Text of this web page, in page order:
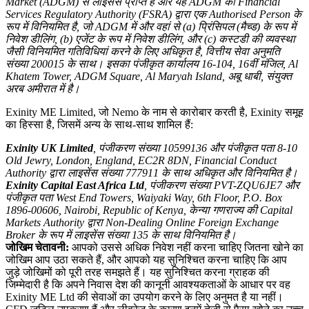
Services Regulatory Authority (FSRA) द्वारा एक Authorised Person के
रूप में विनियमित है, जो ADGM में और वहां से (a) प्रिंसिपल (मैच्ड) के रूप में
निवेश डीलिंग, (b) एजेंट के रूप में निवेश डीलिंग, और (c) कस्टडी की व्यवस्था
जैसी विनियमित गतिविधियां करने के लिए अधिकृत है, वित्तीय सेवा अनुमति
संख्या 200015 के साथ। इसका पंजीकृत कार्यालय 16-104, 16वीं मंजिल, Al
Khatem Tower, ADGM Square, Al Maryah Island, अबू धाबी, संयुक्त
अरब अमीरात में है।
Exinity ME Limited, जो Nemo के नाम से कारोबार करती है, Exinity समूह
का हिस्सा है, जिसमें अन्य के साथ-साथ शामिल हैं:
Exinity UK Limited, पंजीकरण संख्या 10599136 और पंजीकृत पता 8-10
Old Jewry, London, England, EC2R 8DN, Financial Conduct
Authority द्वारा लाइसेंस संख्या 777911 के साथ अधिकृत और विनियमित है।
Exinity Capital East Africa Ltd, पंजीकरण संख्या PVT-ZQU6JE7 और
पंजीकृत पता West End Towers, Waiyaki Way, 6th Floor, P.O. Box
1896-00606, Nairobi, Republic of Kenya, केन्या गणराज्य की Capital
Markets Authority द्वारा Non-Dealing Online Foreign Exchange
Broker के रूप में लाइसेंस संख्या 135 के साथ विनियमित है।
जोखिम चेतावनी: आपको उससे अधिक निवेश नहीं करना चाहिए जितना खोने का
जोखिम आप उठा सकते हैं, और आपको यह सुनिश्चित करना चाहिए कि आप
जुड़े जोखिमों को पूरी तरह समझते हैं। यह सुनिश्चित करना ग्राहक की
जिम्मेदारी है कि अपने निवास देश की कानूनी आवश्यकताओं के आधार पर वह
Exinity ME Ltd की सेवाओं का उपयोग करने के लिए अनुमत है या नहीं।